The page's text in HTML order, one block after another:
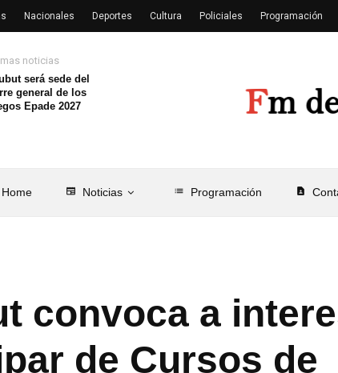
Home newspaper Noticias list Programación contact_page
noticias
será sede del
general de los
Epade 2027
Nacionales Deportes Cultura Policiales Programación
convoca a
de Cursos de